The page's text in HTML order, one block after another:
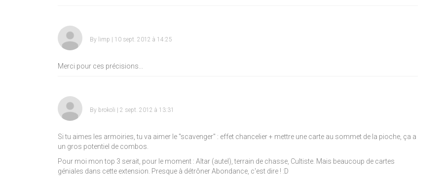
By limp | 10 sept. 2012 à 14:25
Merci pour ces précisions...
By brokoli | 2 sept. 2012 à 13:31
Si tu aimes les armoiries, tu va aimer le "scavenger" : effet chancelier + mettre une carte au sommet de la pioche, ça a
un gros potentiel de combos.
Pour moi mon top 3 serait, pour le moment : Altar (autel), terrain de chasse, Cultiste. Mais beaucoup de cartes
géniales dans cette extension. Presque à détrôner Abondance, c'est dire ! :D